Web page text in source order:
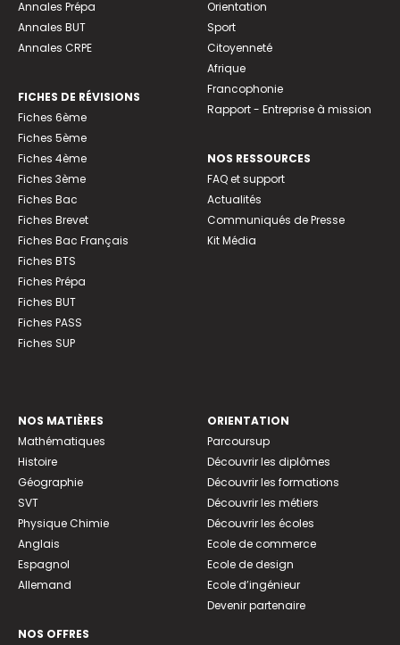
Annales Prépa
Annales BUT
Annales CRPE
FICHES DE RÉVISIONS
Fiches 6ème
Fiches 5ème
Fiches 4ème
Fiches 3ème
Fiches Bac
Fiches Brevet
Fiches Bac Français
Fiches BTS
Fiches Prépa
Fiches BUT
Fiches PASS
Fiches SUP
Orientation
Sport
Citoyenneté
Afrique
Francophonie
Rapport - Entreprise à mission
NOS RESSOURCES
FAQ et support
Actualités
Communiqués de Presse
Kit Média
NOS MATIÈRES
Mathématiques
Histoire
Géographie
SVT
Physique Chimie
Anglais
Espagnol
Allemand
NOS OFFRES
ORIENTATION
Parcoursup
Découvrir les diplômes
Découvrir les formations
Découvrir les métiers
Découvrir les écoles
Ecole de commerce
Ecole de design
Ecole d’ingénieur
Devenir partenaire